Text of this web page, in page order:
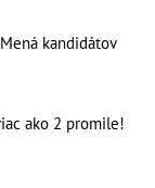
kandidátov
ako 2 promile!